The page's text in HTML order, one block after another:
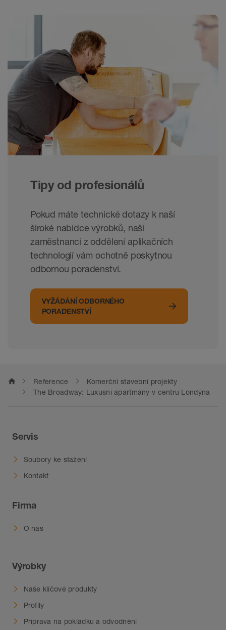
také robustní profily z ušlechtilé
Tipy od profesionálů
Pokud máte technické dotazy k naší
široké nabídce výrobků, naši
zaměstnanci z oddělení aplikačních
technologií vám ochotně poskytnou
odbornou poradenství.
VYŽÁDÁNÍ ODBORNÉHO
PORADENSTVÍ
home Reference
Komerční stavební projekty
The Broadway: Luxusní apartmány v centru Londýna
Servis
Soubory ke stažení
Kontakt
Firma
O nás
Výrobky
Naše klíčové produkty
Profily
Příprava na pokládku a odvodnění